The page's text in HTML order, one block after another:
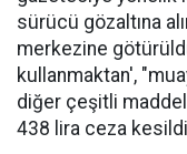
sürücü gözaltına
merkezine
kullanmaktan',
diğer çeşitli
438 lira ceza